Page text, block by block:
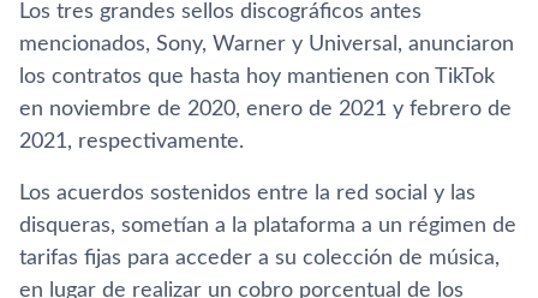
Los tres grandes sellos discográficos antes
mencionados, Sony, Warner y Universal, anunciaron
los contratos que hasta hoy mantienen con TikTok
en noviembre de 2020, enero de 2021 y febrero de
2021, respectivamente.
Los acuerdos sostenidos entre la red social y las
disqueras, sometían a la plataforma a un régimen de
tarifas fijas para acceder a su colección de música,
en lugar de realizar un cobro porcentual de los